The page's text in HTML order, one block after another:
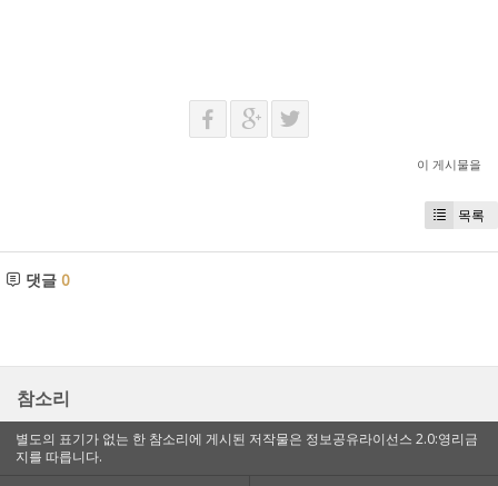
이 게시물을
목록
댓글 0
참소리
별도의 표기가 없는 한 참소리에 게시된 저작물은 정보공유라이선스 2.0:영리금
지를 따릅니다.